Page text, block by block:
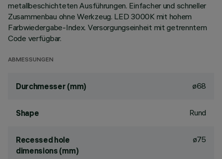
metallbeschichteten Ausführungen. Einfacher und schneller
Zusammenbau ohne Werkzeug. LED 3000K mit hohem
Farbwiedergabe-Index. Versorgungseinheit mit getrenntem
Code verfügbar.
ABMESSUNGEN
Durchmesser (mm) ø68
Shape Rund
Recessed hole
dimensions (mm)
ø75